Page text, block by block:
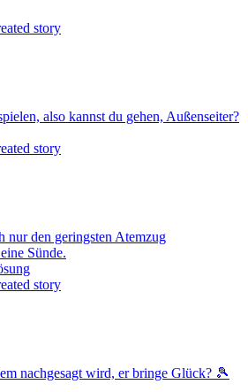
also kannst du gehen, Außenseiter?
nur den geringsten Atemzug
Sünde.
nachgesagt wird, er bringe Glück? 🎾